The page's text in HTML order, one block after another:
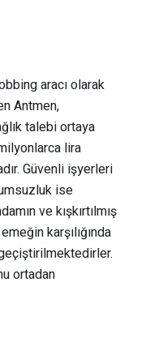
aracı olarak
Antmen,
talebi ortaya
lira
Güvenli işyerleri
ise
ve kışkırtılmış
karşılığında
ortadan